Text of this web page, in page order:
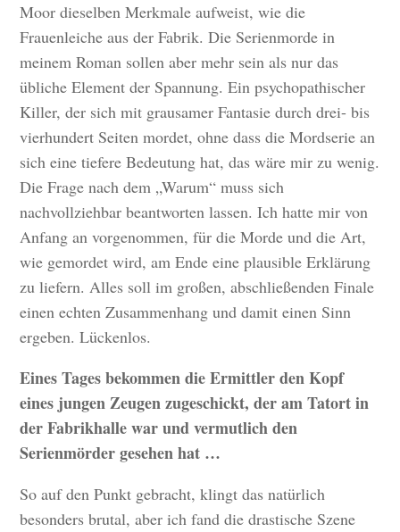
Moor dieselben Merkmale aufweist, wie die
Frauenleiche aus der Fabrik. Die Serienmorde in
meinem Roman sollen aber mehr sein als nur das
übliche Element der Spannung. Ein psychopathischer
Killer, der sich mit grausamer Fantasie durch drei- bis
vierhundert Seiten mordet, ohne dass die Mordserie an
sich eine tiefere Bedeutung hat, das wäre mir zu wenig.
Die Frage nach dem „Warum“ muss sich
nachvollziehbar beantworten lassen. Ich hatte mir von
Anfang an vorgenommen, für die Morde und die Art,
wie gemordet wird, am Ende eine plausible Erklärung
zu liefern. Alles soll im großen, abschließenden Finale
einen echten Zusammenhang und damit einen Sinn
ergeben. Lückenlos.
Eines Tages bekommen die Ermittler den Kopf
eines jungen Zeugen zugeschickt, der am Tatort in
der Fabrikhalle war und vermutlich den
Serienmörder gesehen hat …
So auf den Punkt gebracht, klingt das natürlich
besonders brutal, aber ich fand die drastische Szene